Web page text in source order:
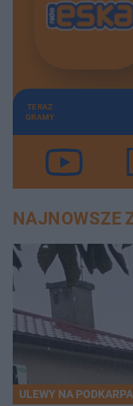
TERAZ
GRAMY
NAJNOWSZE
ULEWY NA